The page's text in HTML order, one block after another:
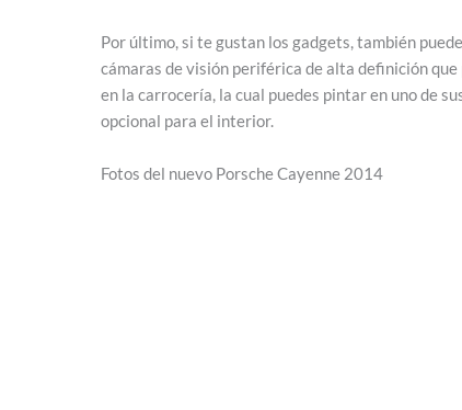
Por último, si te gustan los gadgets, también
cámaras de visión periférica de alta definición
en la carrocería, la cual puedes pintar en uno de
opcional para el interior.
Fotos del nuevo Porsche Cayenne 2014